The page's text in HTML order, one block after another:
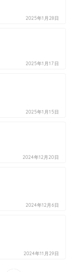
2025年1月28日
2025年1月17日
2025年1月15日
2024年12月20日
2024年12月6日
2024年11月29日